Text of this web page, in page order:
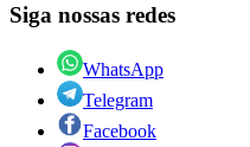
Siga nossas redes
WhatsApp
Telegram
Facebook